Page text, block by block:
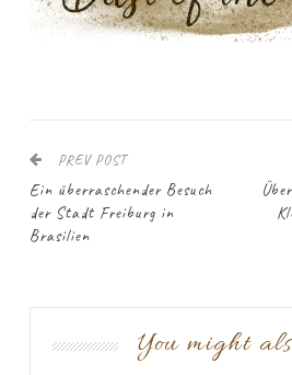
PREV POST
Ein überraschender Besuch
der Stadt Freiburg in
Brasilien
You might